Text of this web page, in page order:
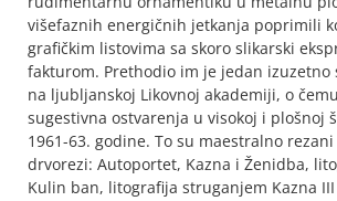
višefaznih energičnih jetkanja poprimili
grafičkim listovima sa skoro slikarski
fakturom. Prethodio im je jedan izuzetno
na ljubljanskoj Likovnoj akademiji, o
sugestivna ostvarenja u visokoj i plošnoj
1961-63. godine. To su maestralno
drvorezi: Autoportet, Kazna i Ženidba,
Kulin ban, litografija struganjem Kazna